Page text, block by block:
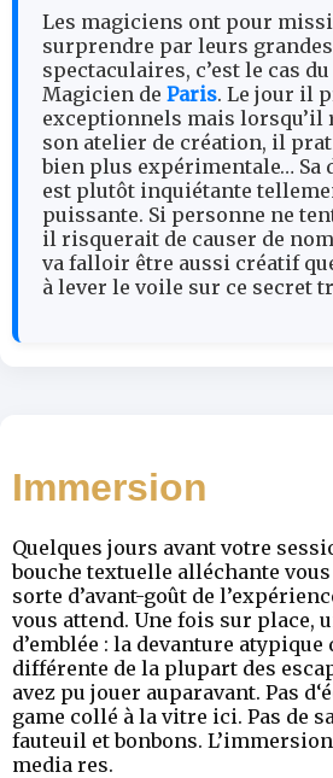
Les magiciens ont pour
surprendre par leurs
spectaculaires, c’est le cas
Magicien de Paris. Le jour il
exceptionnels mais lorsqu’il
son atelier de création, il
bien plus expérimentale… Sa
est plutôt inquiétante
puissante. Si personne ne
il risquerait de causer de
va falloir être aussi créatif
à lever le voile sur ce secret
Immersion
Quelques jours avant votre
bouche textuelle alléchante
sorte d’avant-goût de
vous attend. Une fois sur place,
d’emblée : la devanture atypique
différente de la plupart des
avez pu jouer auparavant. Pas
game collé à la vitre ici. Pas de
fauteuil et bonbons.
media res.